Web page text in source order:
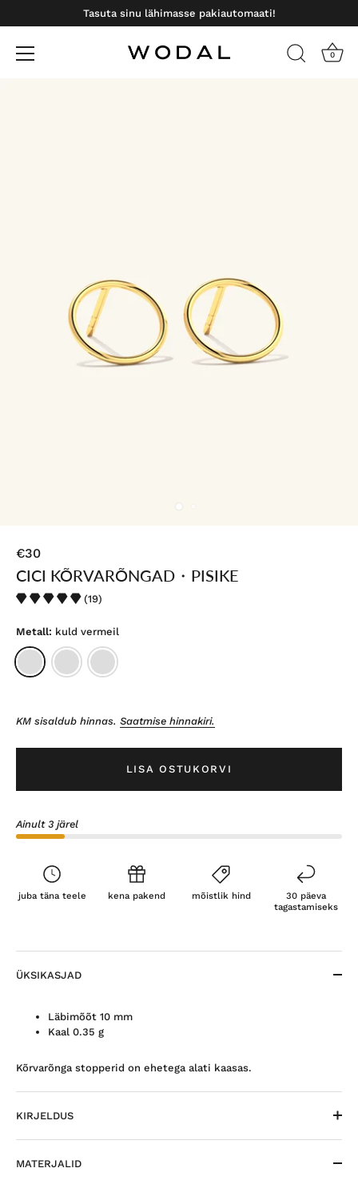
Tasuta sinu lähimasse pakiautomaati!
0
€30
CICI KÕRVARÕNGAD・PISIKE
(19)
Metall: kuld vermeil
KM sisaldub hinnas. Saatmise hinnakiri.
LISA OSTUKORVI
Ainult 3 järel
juba täna teele kena pakend mõistlik hind
30 päeva
tagastamiseks
ÜKSIKASJAD
Läbimõõt 10 mm
Kaal 0.35 g
Kõrvarõnga stopperid on ehetega alati kaasas.
KIRJELDUS
MATERJALID